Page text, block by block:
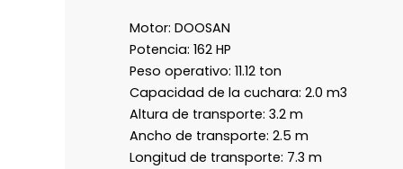
Motor: DOOSAN
Potencia: 162 HP
Peso operativo: 11.12 ton
Capacidad de la cuchara: 2.0 m3
Altura de transporte: 3.2 m
Ancho de transporte: 2.5 m
Longitud de transporte: 7.3 m